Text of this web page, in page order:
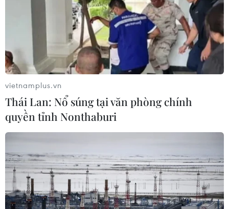
TIN CÙNG CHUYÊN MỤC
vietnamplus.vn
Thái Lan: Nổ súng tại văn phòng chính
quyền tỉnh Nonthaburi